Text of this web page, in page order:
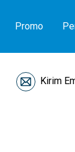
Promo
Kirim